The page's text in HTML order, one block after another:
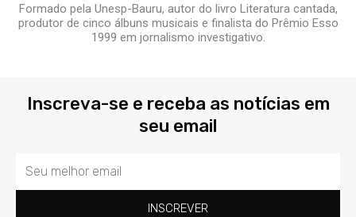
Formado pela Unesp-Bauru, autor do livro Literatura cantada,
produtor de cinco álbuns musicais e finalista do Prêmio Esso
1999 em jornalismo investigativo.
Inscreva-se e receba as notícias em
seu email
Email
INSCREVER